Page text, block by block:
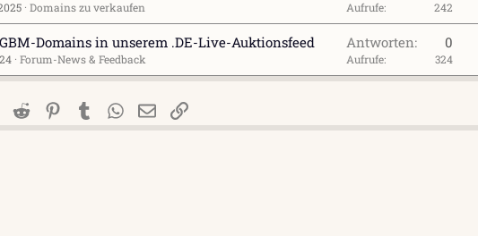
Domains zu verkaufen Aufrufe 242
Domains in unserem .DE-Live-Auktionsfeed
Forum-News & Feedback
Antworten 0
Aufrufe 324
Reddit PinterestTumblrWhatsApp
E-MailLink